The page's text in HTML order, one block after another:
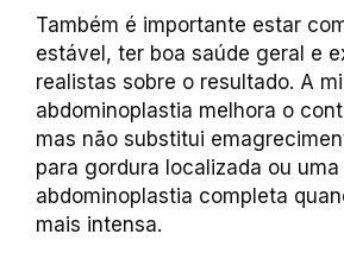
Também é importante estar
estável, ter boa saúde geral e
realistas sobre o resultado. A
abdominoplastia melhora o
mas não substitui
para gordura localizada ou uma
abdominoplastia completa
mais intensa.